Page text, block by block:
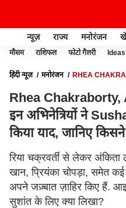
न्यूज़ राज्य मनोरंजन
मौसम राशिफल फोटो गैलरी
हिंदी न्यूज़ मनोरंजन
RHEA
Rhea
इन अभिनेत्रियों ने
किया याद, जानिए
रिया चक्रवर्ती से लेकर
खान, प्रियंका चोपड़ा, समेत
अपने जज़्बात ज़ाहिर किए हैं.
सुशांत के लिए क्या लिखा?